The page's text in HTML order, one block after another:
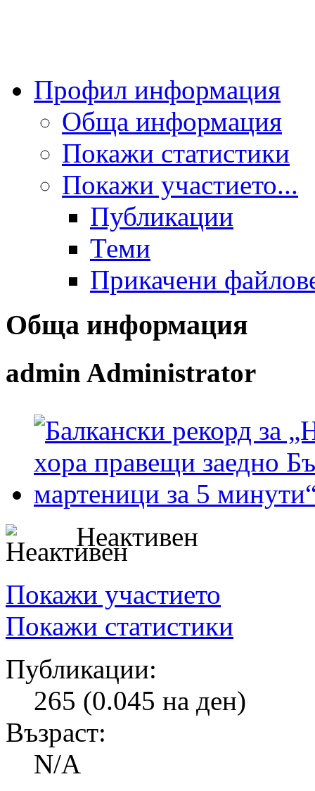
Профил информация
Обща информация
Покажи статистики
Покажи участието...
Публикации
Теми
Прикачени
Обща информация
admin Administrator
Неактивен
Покажи участието
Покажи статистики
Публикации:
265 (0.045 на ден)
Възраст:
N/A